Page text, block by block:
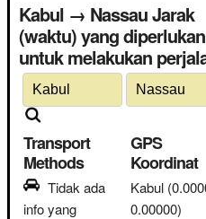
Kabul → Nassau Jarak
(waktu) yang diperlukan
untuk melakukan
Transport
Methods
Tidak ada
info yang
GPS
Koordinat
Kabul
0.00000)